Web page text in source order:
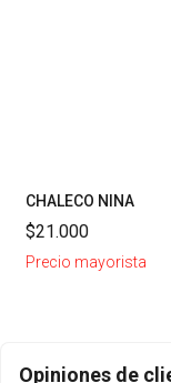
CHALECO NINA
$21.000
Precio mayorista
Opiniones de